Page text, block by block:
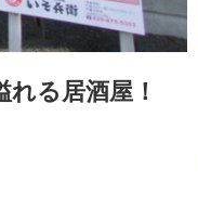
る居酒屋！